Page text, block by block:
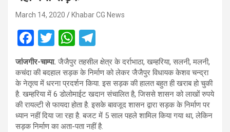
March 14, 2020 Khabar CG News
F
a
ce
b
o
o
T
wi
tt
er
W
h
at
s
A
p
el
e
gr
a
m
जांजगीर-चाम्पा. जैजैपुर तहसील क्षेत्र के दर्राभाठा, खम्हरिया, सलनी, मलनी,
कचंदा की बदहाल सड़क के निर्माण को लेकर जैजैपुर विधायक केशव चन्द्रा
के नेतृत्व में धरना प्रदर्शन किया. इस सड़क की हालत बहुत ही खराब हो चुकी
है. खम्हरिया में 6 डोलोमाईट खदान संचालित है, जिससे शासन को लाखों रुपये
की रायल्टी से फायदा होता है. इसके बावजूद शासन द्वारा सड़क के निर्माण पर
ध्यान नहीं दिया जा रहा है. बजट में 5 साल पहले शामिल किया गया था, लेकिन
सड़क निर्माण का अता-पता नहीं है.